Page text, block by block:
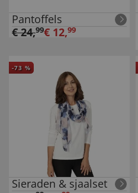
Pantoffels
€24,99€ 12,99
-73 %
Sieraden & sjaalset